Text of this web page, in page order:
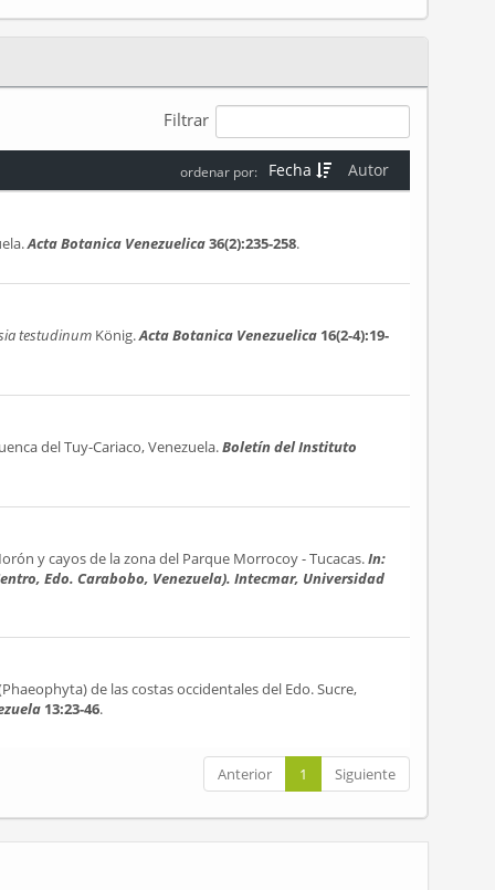
Filtrar
Autor
Fecha
ordenar por:
Acta Botanica Venezuelica36(2):235-258.
testudinum König.Acta Botanica Venezuelica 16(2-4):19-
del Tuy-Cariaco, Venezuela.Boletín del Instituto
y cayos de la zona del Parque Morrocoy - Tucacas.In:
Edo. Carabobo, Venezuela). Intecmar, Universidad
de las costas occidentales del Edo. Sucre,
13:23-46.
Anterior 1 Siguiente